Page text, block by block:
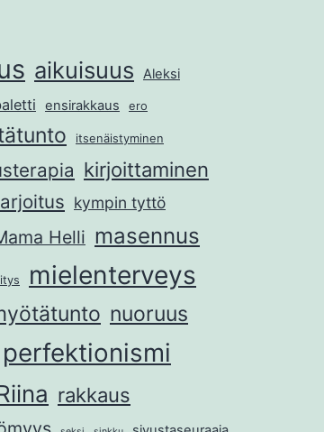
aikuisuus Aleksi
ensirakkaus ero
itsenäistyminen
kirjoittaminen
kympin tyttö
Helli masennus
mielenterveys
nuoruus
perfektionismi
rakkaus